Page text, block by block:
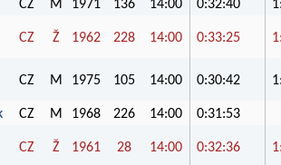
CZ M 1971 136 14:00 0:32:40
CZ Ž 1962 228 14:00 0:33:25
CZ M 1975 105 14:00 0:30:42
CZ M 1968 226 14:00 0:31:53
CZ Ž 1961 28 14:00 0:32:36